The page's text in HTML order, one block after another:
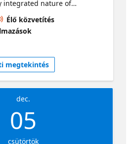
integrated nature of
data; then we work
Notebooks and PowerBI
Fabric. Live sessions will
zones. If you are
session, visit this series
Élő közvetítés
megtekintés
dec.
05
csütörtök